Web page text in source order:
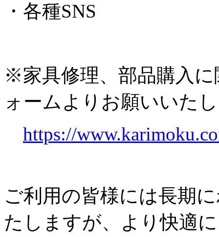
・各種SNS
※家具修理、部品購入
ォームよりお願いいた
https://
ご利用の皆様には長期
たしますが、より快適